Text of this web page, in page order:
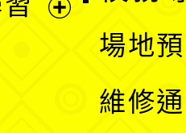
場地
維修